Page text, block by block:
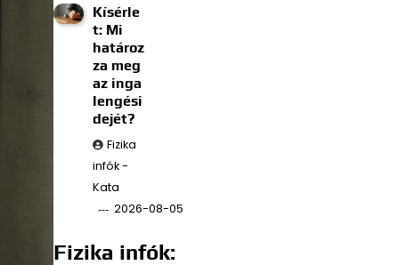
Kísérle
t: Mi
határoz
za meg
az inga
lengési
dejét?
Fizika
infók -
Kata
2026-08-05
Fizika infók: